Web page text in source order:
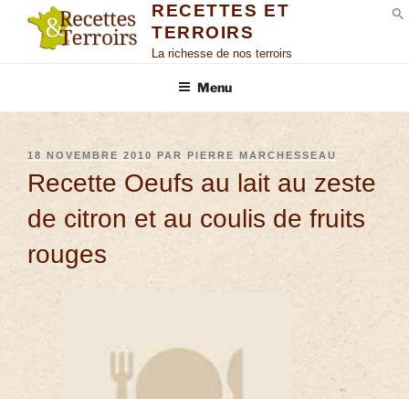
RECETTES ET
TERROIRS
La richesse de nos terroirs
Menu
18 NOVEMBRE 2010 PAR PIERRE MARCHESSEAU
Recette Oeufs au lait au zeste
de citron et au coulis de fruits
rouges